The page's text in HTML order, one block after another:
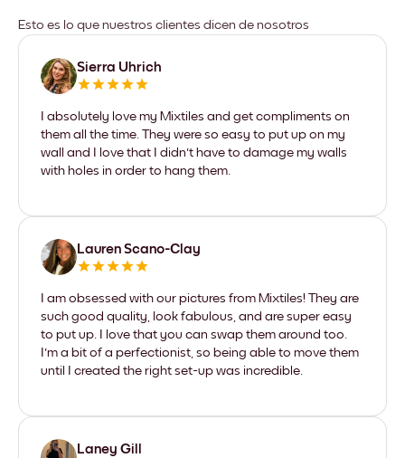
Esto es lo que nuestros clientes dicen de nosotros
Sierra Uhrich
I absolutely love my Mixtiles and get compliments on
them all the time. They were so easy to put up on my
wall and I love that I didn't have to damage my walls
with holes in order to hang them.
Lauren Scano-Clay
I am obsessed with our pictures from Mixtiles! They are
such good quality, look fabulous, and are super easy
to put up. I love that you can swap them around too.
I'm a bit of a perfectionist, so being able to move them
until I created the right set-up was incredible.
Laney Gill